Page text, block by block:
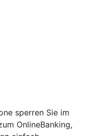
sperren Sie im
OnlineBanking,